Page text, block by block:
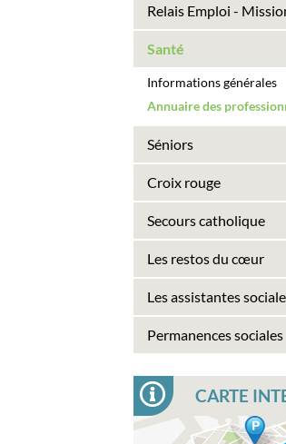
Relais Emploi -
Santé
Informations générales
Annuaire des
Séniors
Croix rouge
Secours catholique
Les restos du cœur
Les assistantes
Permanences sociales
CARTE